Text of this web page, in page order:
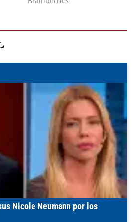
Nicole Neumann por los